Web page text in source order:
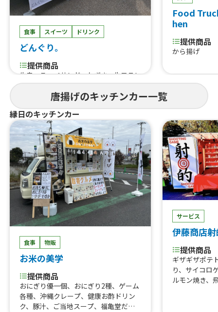
食事 スイーツ ドリンク
どんぐり。
提供商品
牛串、こっぺサンド、ねぎま、生フラン
ク、唐揚げ丼、カルビ丼、ドラゴンロ
ングポテト、ソフトドリンク、ロース
バーガー、かき氷、日替わり丼、日替
わり弁当、串カツ、たません、生ビー
ル、ハイボール、あら、やだ 唐揚
げ、屋台の焼きそば、日替わりパスタ
（サラダ付き）、たこ焼き
Food
hen
提供商品
から揚げ
唐揚げのキッチンカー一覧
縁日のキッチンカー
食事 物販
お米の美学
提供商品
おにぎり優一個、おにぎり2種、ゲーム
各種、沖縄クレープ、健康お酢ドリン
ク、豚汁、ご当地スープ、福亀堂だし
サービス
伊藤商店
提供商品
ギザギザポテ
り、サイコロ
ルモン焼き、